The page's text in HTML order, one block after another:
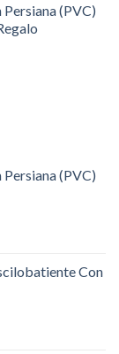
(PVC)
(PVC)
Con